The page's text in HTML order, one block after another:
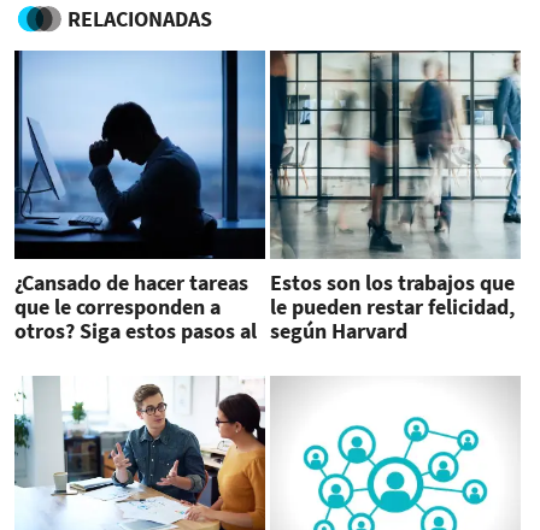
RELACIONADAS
¿Cansado de hacer tareas
que le corresponden a
otros? Siga estos pasos al
Estos son los trabajos que
le pueden restar felicidad,
según Harvard